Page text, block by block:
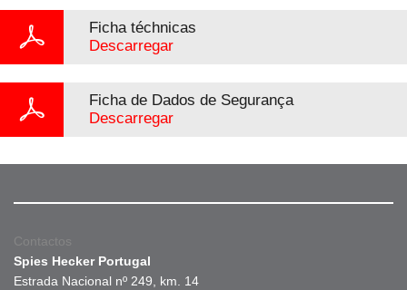
Ficha téchnicas
Descarregar
Ficha de Dados de Segurança
Descarregar
Contactos
Spies Hecker Portugal
Estrada Nacional nº 249, km. 14